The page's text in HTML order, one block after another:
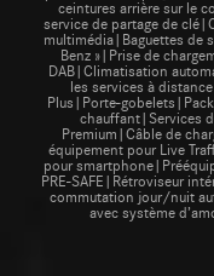
ceintures arrière sur le
service de partage de
multimédia|Baguettes de
Benz »|Prise de
DAB|Climatisation
les services à
Plus|Porte-
chauffant|Services
Premium|Câble de
équipement pour Live
pour
PRE-SAFE|Rétroviseur
commutation jour/nuit
avec système